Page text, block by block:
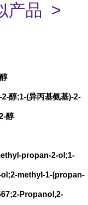
产品 >
醇;1-(异丙基氨基)-2-
醇
propan-2-ol;1-
methyl-1-(propan-
Propanol,2-